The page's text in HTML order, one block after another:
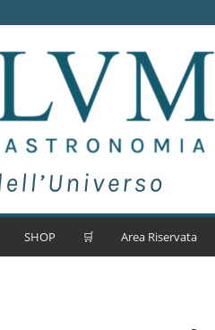
SHOP 🛒 Area Riservata